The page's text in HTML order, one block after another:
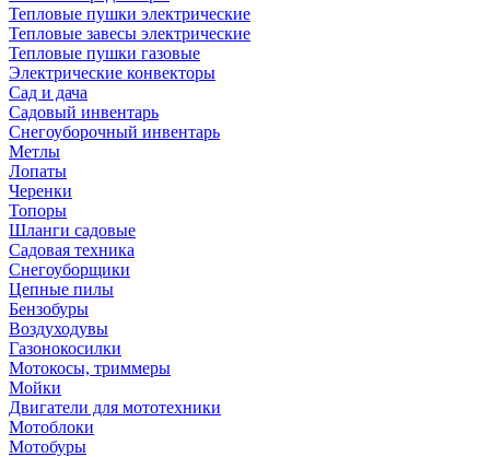
Тепловые пушки электрические
Тепловые завесы электрические
Тепловые пушки газовые
Электрические конвекторы
Сад и дача
Садовый инвентарь
Снегоуборочный инвентарь
Метлы
Лопаты
Черенки
Топоры
Шланги садовые
Садовая техника
Снегоуборщики
Цепные пилы
Бензобуры
Воздуходувы
Газонокосилки
Мотокосы, триммеры
Мойки
Двигатели для мототехники
Мотоблоки
Мотобуры